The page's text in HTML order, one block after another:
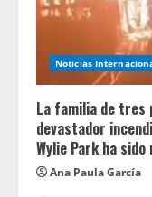
Noticias
La familia de tres
devastador
Wylie Park ha
Ana Paula García